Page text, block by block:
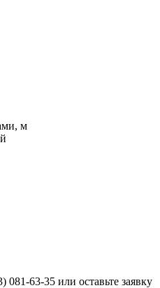
м
63-35 или оставьте заявку